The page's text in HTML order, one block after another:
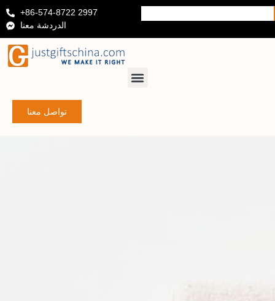
+86-574-8722 2997
الدردشة معنا
تواصل معنا